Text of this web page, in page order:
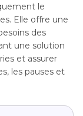
le
Elle offre une
des
une solution
et assurer
les pauses et